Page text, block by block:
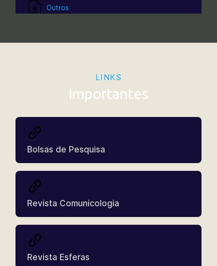
Outros
Epistemologia 2026/2
Outros
Regulamento Geral
LINKS
Importantes
Bolsas de Pesquisa
Revista Comunicologia
Revista Esferas